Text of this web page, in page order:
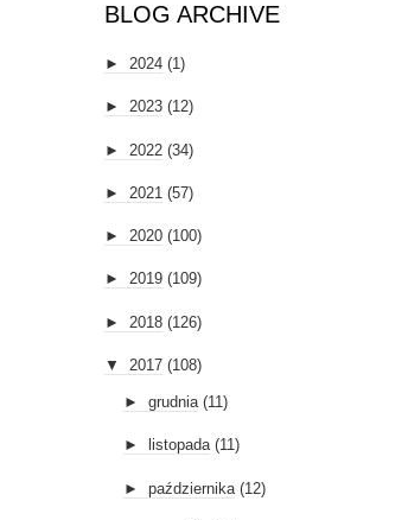
BLOG ARCHIVE
► 2024 (1)
► 2023 (12)
► 2022 (34)
► 2021 (57)
► 2020 (100)
► 2019 (109)
► 2018 (126)
▼ 2017 (108)
► grudnia (11)
► listopada (11)
► października (12)